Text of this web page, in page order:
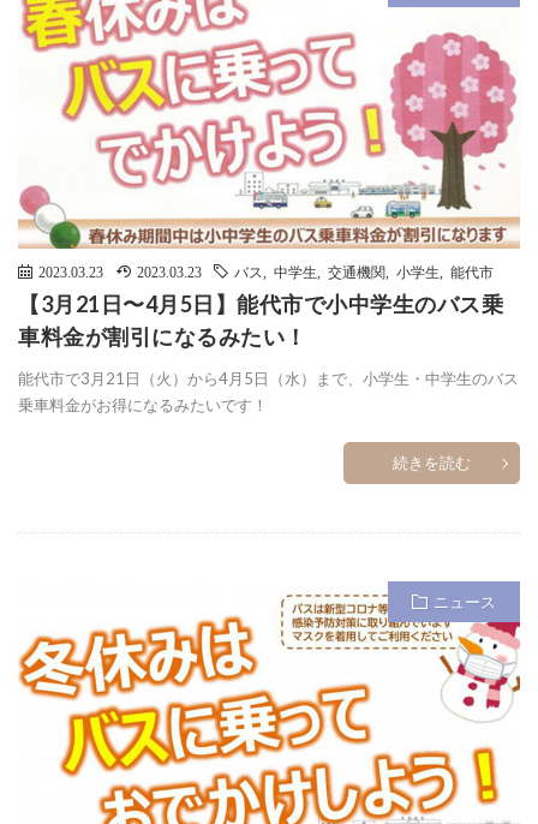
2023.03.23 2023.03.23 バス 中学生 交通機関 小学生 能代市
【3月21日〜4月5日】能代市で小中学生のバス乗
車料金が割引になるみたい！
能代市で3月21日（火）から4月5日（水）まで、小学生・中学生のバス
乗車料金がお得になるみたいです！
続きを読む
ニュース